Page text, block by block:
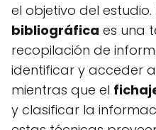
el objetivo del estudio.
bibliográfica es una
recopilación de
identificar y acceder
mientras que el
y clasificar la